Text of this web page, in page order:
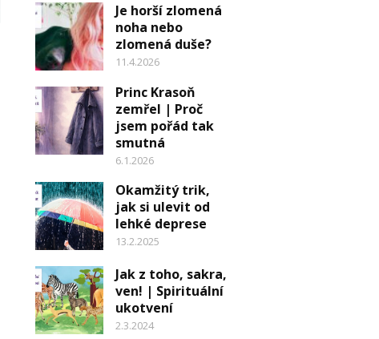
Je horší zlomená
noha nebo
zlomená duše?
11.4.2026
Princ Krasoň
zemřel | Proč
jsem pořád tak
smutná
6.1.2026
Okamžitý trik,
jak si ulevit od
lehké deprese
13.2.2025
Jak z toho, sakra,
ven! | Spirituální
ukotvení
2.3.2024